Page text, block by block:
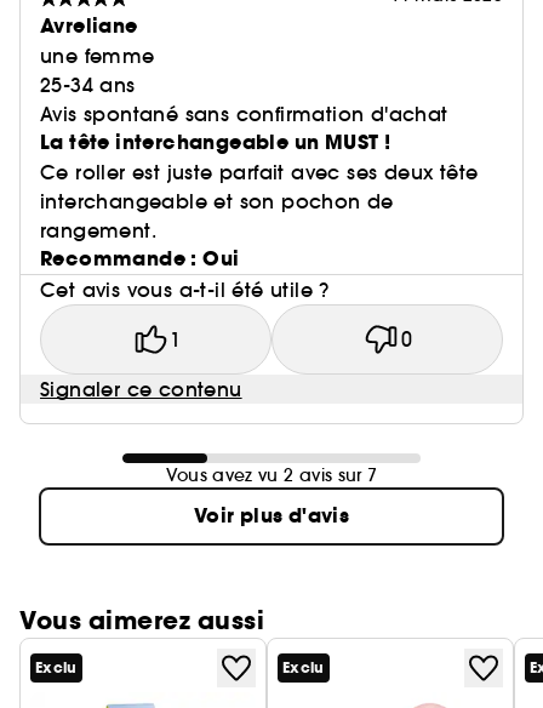
Avreliane
une femme
25-34 ans
Avis spontané sans confirmation d'achat
La tête interchangeable un MUST !
Ce roller est juste parfait avec ses deux tête
interchangeable et son pochon de
rangement.
Recommande : Oui
Cet avis vous a-t-il été utile ?
1 0
Signaler ce contenu
Vous avez vu 2 avis sur 7
Voir plus d'avis
Vous aimerez aussi
Exclu Exclu